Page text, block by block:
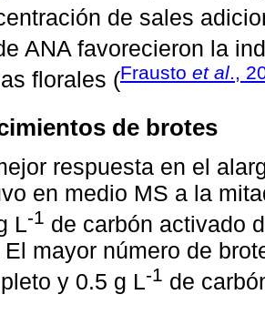
de sales
ANA favorecieron la
florales (Frausto et al.,
de brotes
respuesta en el
en medio MS a la
L-1 de carbón activado
El mayor número de
y 0.5 g L-1 de